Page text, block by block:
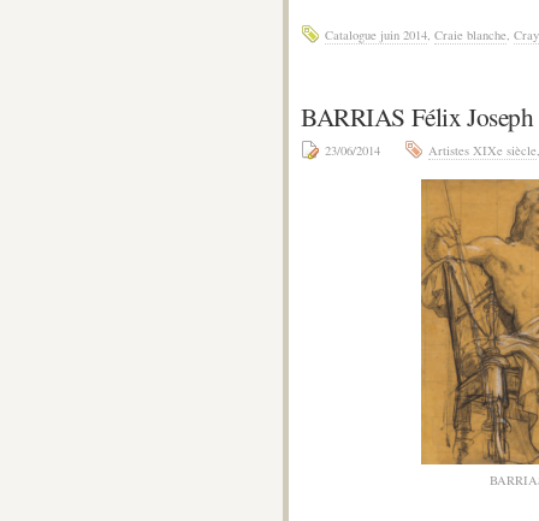
Catalogue juin 2014, Craie blanche,
BARRIAS Félix
23/06/2014 Artistes XIXe siècle